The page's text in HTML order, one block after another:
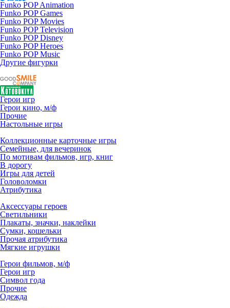
Funko POP Animation
Funko POP Games
Funko POP Movies
Funko POP Television
Funko POP Disney
Funko POP Heroes
Funko POP Music
Другие фигурки
Герои игр
Герои кино, м/ф
Прочие
Настольные игры
Коллекционные карточные игры
Семейные, для вечеринок
По мотивам фильмов, игр, книг
В дорогу
Игры для детей
Головоломки
Атрибутика
Аксессуары героев
Светильники
Плакаты, значки, наклейки
Сумки, кошельки
Прочая атрибутика
Мягкие игрушки
Герои фильмов, м/ф
Герои игр
Символ года
Прочие
Одежда